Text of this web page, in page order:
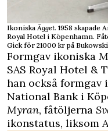
Ikoniska Ägget. 1958 skapade
Royal Hotel i Köpenhamn.
Gick för 21000 kr på
Formgav ikoniska
SAS Royal Hotel &
han också formgav
National Bank i
Myran, fåtöljerna
ikonstatus, liksom